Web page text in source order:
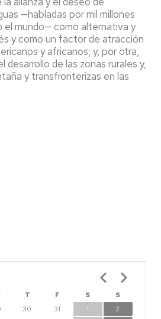
—habladas por mil millones
el mundo— como alternativa y
y como un factor de atracción
y africanos; y, por otra,
desarrollo de las zonas rurales y,
y transfronterizas en las
T F S
S
30 31 1
2
Pagination